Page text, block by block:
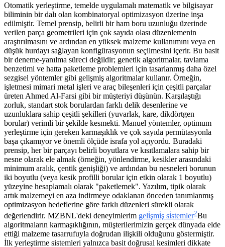
Otomatik yerleştirme, temelde uygulamalı matematik ve bilgisayar
biliminin bir dalı olan kombinatoryal optimizasyon üzerine inşa
edilmiştir. Temel prensip, belirli bir ham boru uzunluğu üzerinde
verilen parça geometrileri için çok sayıda olası düzenlemenin
araştırılmasını ve ardından en yüksek malzeme kullanımını veya en
düşük hurdayı sağlayan konfigürasyonun seçilmesini içerir. Bu basit
bir deneme-yanılma süreci değildir; genetik algoritmalar, tavlama
benzetimi ve hatta paketleme problemleri için tasarlanmış daha özel
sezgisel yöntemler gibi gelişmiş algoritmalar kullanır. Örneğin,
işletmesi mimari metal işleri ve araç bileşenleri için çeşitli parçalar
üreten Ahmed Al-Farsi gibi bir müşteriyi düşünün. Karşılaştığı
zorluk, standart stok borulardan farklı delik desenlerine ve
uzunluklara sahip çeşitli şekilleri (yuvarlak, kare, dikdörtgen
borular) verimli bir şekilde kesmekti. Manuel yöntemler, optimum
yerleştirme için gereken karmaşıklık ve çok sayıda permütasyonla
başa çıkamıyor ve önemli ölçüde israfa yol açıyordu. Buradaki
prensip, her bir parçayı belirli boyutlara ve kısıtlamalara sahip bir
nesne olarak ele almak (örneğin, yönlendirme, kesikler arasındaki
minimum aralık, çentik genişliği) ve ardından bu nesneleri borunun
iki boyutlu (veya kesik profilli borular için etkin olarak 1 boyutlu)
yüzeyine hesaplamalı olarak "paketlemek". Yazılım, tipik olarak
artık malzemeyi en aza indirmeye odaklanan önceden tanımlanmış
optimizasyon hedeflerine göre farklı düzenleri sürekli olarak
değerlendirir. MZBNL'deki deneyimlerim geli̇şmi̇ş si̇stemler2Bu
algoritmaların karmaşıklığının, müşterilerimizin gerçek dünyada elde
ettiği malzeme tasarrufuyla doğrudan ilişkili olduğunu göstermiştir.
İlk yerleştirme sistemleri yalnızca basit doğrusal kesimleri dikkate